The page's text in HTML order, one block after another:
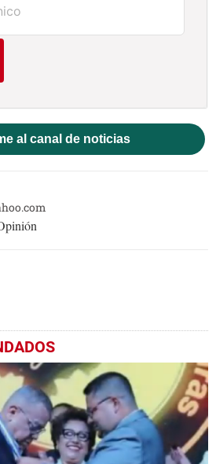
al canal de noticias